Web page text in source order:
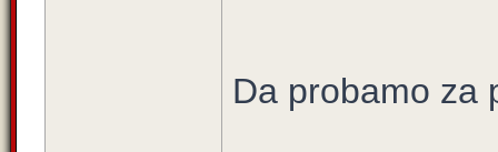
Da probamo za